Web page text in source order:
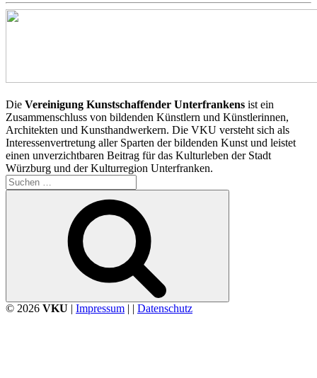
Die Vereinigung Kunstschaffender Unterfrankens ist ein
Zusammenschluss von bildenden Künstlern und Künstlerinnen,
Architekten und Kunsthandwerkern. Die VKU versteht sich als
Interessenvertretung aller Sparten der bildenden Kunst und leistet
einen unverzichtbaren Beitrag für das Kulturleben der Stadt
Würzburg und der Kulturregion Unterfranken.
Suchen
nach:
© 2026 VKU | Impressum | | Datenschutz